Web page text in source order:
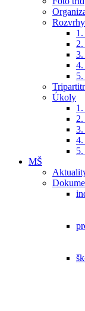
Úkoly
MŠ